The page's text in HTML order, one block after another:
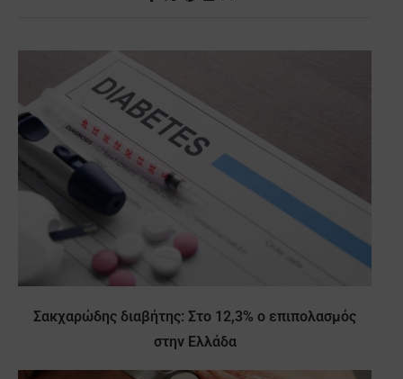
Σακχαρώδης διαβήτης: Στο 12,3% ο επιπολασμός
στην Ελλάδα